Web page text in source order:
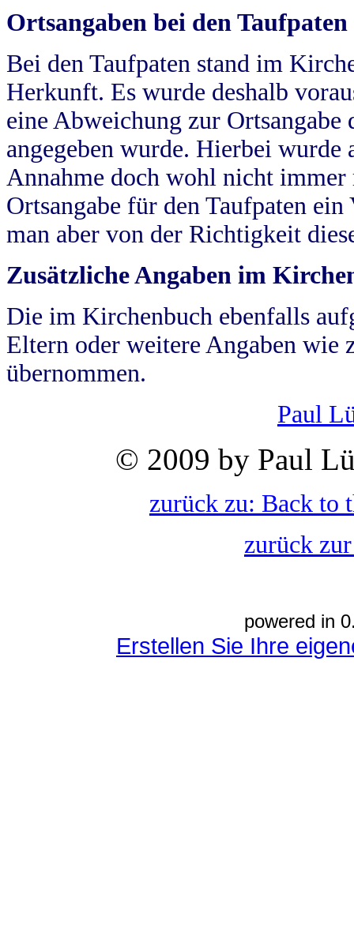
Ortsangaben bei den Taufpaten
Bei den Taufpaten stand im
Herkunft. Es wurde deshalb
eine Abweichung zur
angegeben wurde. Hierbei wurde
Annahme doch wohl nicht
Ortsangabe für den Taufpaten
man aber von der Richtigkeit
Zusätzliche Angaben im
Die im Kirchenbuch ebenfalls
Eltern oder weitere Angaben wie
übernommen.
Paul
© 2009 by Paul
zurück zu: Back to
zurück
powered in
Erstellen Sie Ihre